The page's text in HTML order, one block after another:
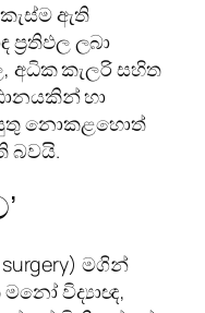
ඇති
ලබා
අධික කැලරි සහිත
හා
නොකළහොත්
බවයි.
මගින්
විද්‍යාඥ,